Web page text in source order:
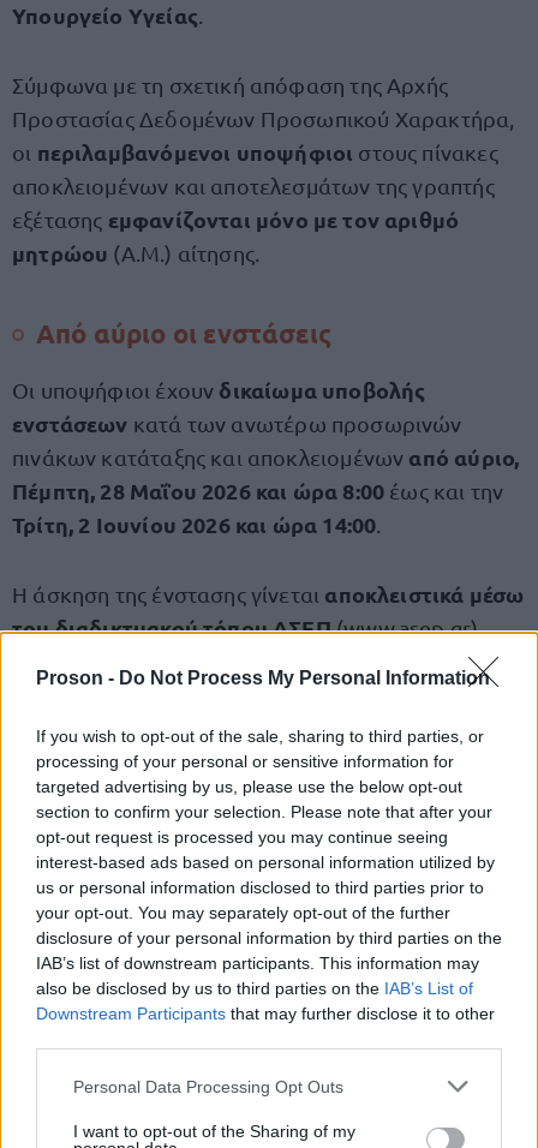
Proson - Do Not Process My Personal Information
If you wish to opt-out of the sale, sharing to third parties, or
processing of your personal or sensitive information for
targeted advertising by us, please use the below opt-out
section to confirm your selection. Please note that after your
opt-out request is processed you may continue seeing
interest-based ads based on personal information utilized by
us or personal information disclosed to third parties prior to
your opt-out. You may separately opt-out of the further
disclosure of your personal information by third parties on the
IAB’s list of downstream participants. This information may
also be disclosed by us to third parties on the IAB’s List of
Downstream Participants that may further disclose it to other
Please note that this website/app uses one or more Google
not limited to your visit or usage behaviour. You may click to
Personal Data Processing Opt Outs
I want to opt-out of the Sharing of my
Υπουργείο Υγείας
Σύμφωνα με τη σχετική απόφαση της Αρχής
Προστασίας Δεδομένων Προσωπικού Χαρακτήρα,
οι περιλαμβανόμενοι υποψήφιοι στους πίνακες
αποκλειομένων και αποτελεσμάτων της γραπτής
εξέτασης εμφανίζονται μόνο με τον αριθμό
μητρώου (Α.Μ.) αίτησης.
Από αύριο οι ενστάσεις
Οι υποψήφιοι έχουν δικαίωμα υποβολής
ενστάσεων κατά των ανωτέρω προσωρινών
πινάκων κατάταξης και αποκλειομένων από αύριο,
Πέμπτη, 28 Μαΐου 2026 και ώρα 8:00 έως και την
Τρίτη, 2 Ιουνίου 2026 και ώρα 14:00
Η άσκηση της ένστασης γίνεται αποκλειστικά μέσω
του διαδικτυακού τόπου ΑΣΕΠ(www.asep.gr),
ΥΠΗΡΕΣΙΕΣ > ΕΝΣΤΑΣΗ και η διαδικασία υποβολής
της περιγράφεται στην οικεία πρόσκληση (σελ. 22-
23).
ΔείτεΕΔΩτα προσωρινά αποτελέσματα
ΑΣΕΠ: Πιστοποίηση Αγγλικών σε
μόνο 2 ημέρες στα χέρια σας